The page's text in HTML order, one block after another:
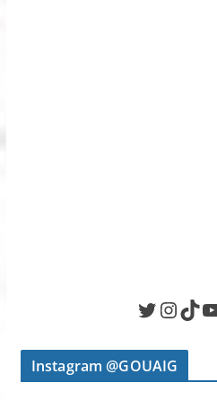
Twitter InstagramTikTok YouTube
Instagram @GOUAIG